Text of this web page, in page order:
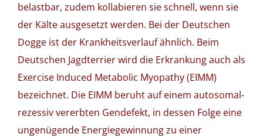
belastbar, zudem kollabieren sie schnell, wenn sie
der Kälte ausgesetzt werden. Bei der Deutschen
Dogge ist der Krankheitsverlauf ähnlich. Beim
Deutschen Jagdterrier wird die Erkrankung auch als
Exercise Induced Metabolic Myopathy (EIMM)
bezeichnet. Die EIMM beruht auf einem autosomal-
rezessiv vererbten Gendefekt, in dessen Folge eine
ungenügende Energiegewinnung zu einer